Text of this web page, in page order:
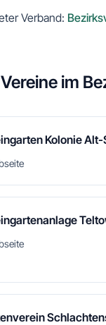
Verband:
im
Kolonie Alt-